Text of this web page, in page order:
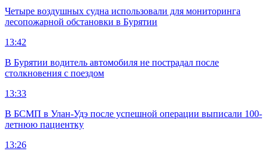
Четыре воздушных судна использовали для мониторинга
лесопожарной обстановки в Бурятии
13:42
В Бурятии водитель автомобиля не пострадал после
столкновения с поездом
13:33
В БСМП в Улан-Удэ после успешной операции выписали 100-
летнюю пациентку
13:26